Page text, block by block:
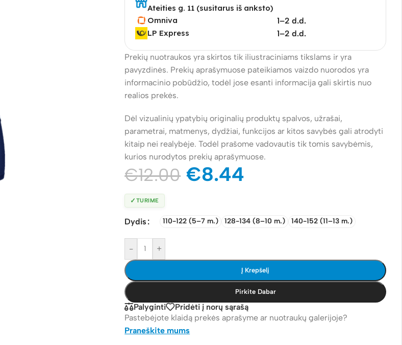
Ateities g. 11 (susitarus iš anksto)
Omniva
1–2 d.d.
LP Express
1–2 d.d.
Prekių nuotraukos yra skirtos tik iliustraciniams tikslams ir yra
pavyzdinės. Prekių aprašymuose pateikiamos vaizdo nuorodos yra
informacinio pobūdžio, todėl jose esanti informacija gali skirtis nuo
realios prekės.
Dėl vizualinių ypatybių originalių produktų spalvos, užrašai,
parametrai, matmenys, dydžiai, funkcijos ar kitos savybės gali atrodyti
kitaip nei realybėje. Todėl prašome vadovautis tik tomis savybėmis,
kurios nurodytos prekių aprašymuose.
€12.00 €8.44
✓ TURIME
Dydis 110-122 (5–7 m.) 128-134 (8–10 m.) 140-152 (11–13 m.)
- +
Į Krepšelį
Pirkite Dabar
Palyginti
Pridėti į norų sąrašą
Pastebėjote klaidą prekės aprašyme ar nuotraukų galerijoje?
Praneškite mums